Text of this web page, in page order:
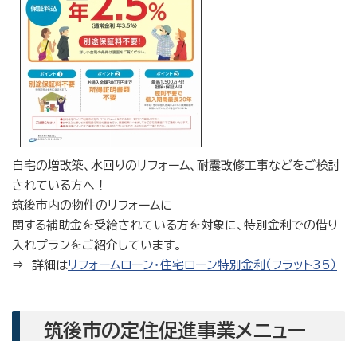
自宅の増改築、水回りのリフォーム、耐震改修工事などをご検討
されている方へ！
筑後市内の物件のリフォームに
関する補助金を受給されている方を対象に、特別金利での借り
入れプランをご紹介しています。
⇒ 詳細はリフォームローン・住宅ローン特別金利（フラット35）
筑後市の定住促進事業メニュー